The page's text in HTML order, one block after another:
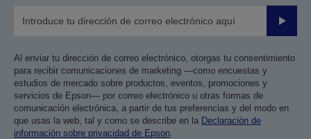
Enviar
Al enviar tu dirección de correo electrónico, otorgas tu consentimiento
para recibir comunicaciones de marketing —como encuestas y
estudios de mercado sobre productos, eventos, promociones y
servicios de Epson— por correo electrónico u otras formas de
comunicación electrónica, a partir de tus preferencias y del modo en
que usas la web, tal y como se describe en la Declaración de
información sobre privacidad de Epson.